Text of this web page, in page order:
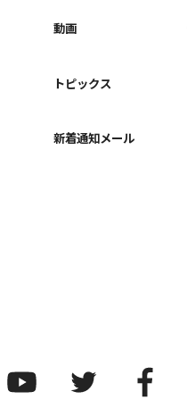
動画
トピックス
新着通知メール